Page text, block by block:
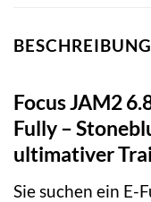
BESCHREIBUNG
Focus JAM2
Fully –
ultimativer
Sie suchen ein E-